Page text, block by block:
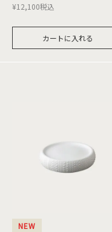
¥12,100税込
カートに入れる
NEW